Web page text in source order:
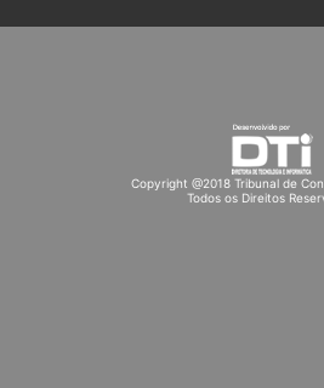
Copyright @2018 Tribunal de
Todos os Direitos